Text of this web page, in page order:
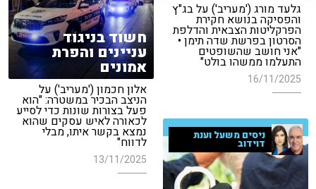
גלעד מורג ('מעריב') על בג"ץ
והפסיקה בנושא חקירת
הפרקליטות הצבאית והדלפת
הסרטון בפרשת שדה תימן •
"אני חושב שהשופטים
התעלמו ממשהו בולט"
16/11/2025
חשוד בניגוד
עניינים והפרת
אמונים
אלון חכמון ('מעריב') על
הניצב הבכיר במשטרה: "הוא
פעל בצורות שונות כדי לסייע
לכאורה לאיש עסקים שהוא
נמצא בקשר איתו, מבלי
לדווח"
13/11/2025
ניסים משעל וענת
דוידוב